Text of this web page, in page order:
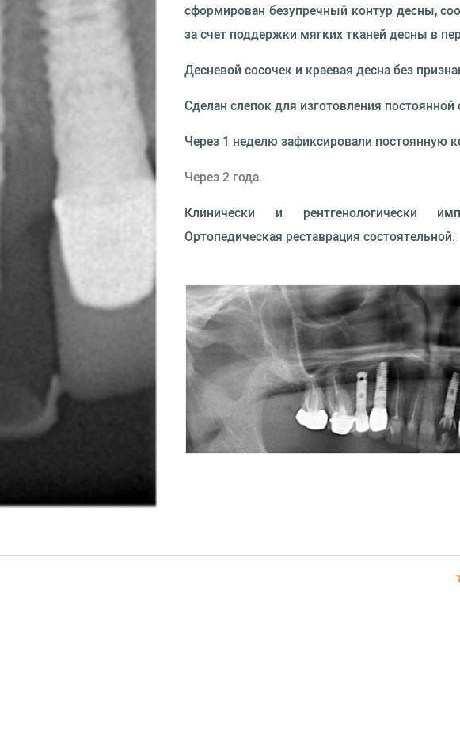
сформирован безупречный контур десны,
за счет поддержки мягких тканей десны в
Десневой сосочек и краевая десна без
Сделан слепок для изготовления
Через 1 неделю зафиксировали постоянную
Через 2 года.
Клинически и рентгенологически
Ортопедическая реставрация состоятельной.